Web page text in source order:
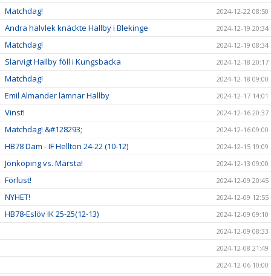
Matchdag! 2024-12-22 08:50
Andra halvlek knäckte Hallby i Blekinge 2024-12-19 20:34
Matchdag! 2024-12-19 08:34
Slarvigt Hallby föll i Kungsbacka 2024-12-18 20:17
Matchdag! 2024-12-18 09:00
Emil Almander lämnar Hallby 2024-12-17 14:01
Vinst! 2024-12-16 20:37
Matchdag! &#128293; 2024-12-16 09:00
HB78 Dam - IF Hellton 24-22 (10-12) 2024-12-15 19:09
Jönköping vs. Märsta! 2024-12-13 09:00
Förlust! 2024-12-09 20:45
NYHET! 2024-12-09 12:55
HB78-Eslöv IK 25-25(12-13)
2024-12-09 09:10
2024-12-09 08:33
2024-12-08 21:49
2024-12-06 10:00